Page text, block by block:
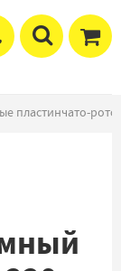
пластинчато-